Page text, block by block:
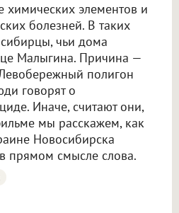
химических элементов и
болезней. В таких
чьи дома
Малыгина. Причина —
полигон
говорят о
Иначе, считают они,
мы расскажем, как
Новосибирска
прямом смысле слова.